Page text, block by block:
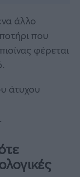
άλλο
που
φέρεται
άτυχου